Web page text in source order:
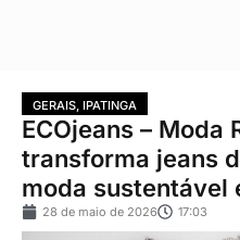
GERAIS, IPATINGA
ECOjeans – Moda
transforma jeans
moda sustentável
28 de maio de 2026 17:03